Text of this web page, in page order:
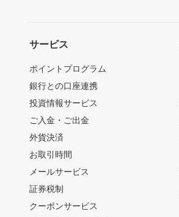
サービス
ポイントプログラム
銀行との口座連携
投資情報サービス
ご入金・ご出金
外貨決済
お取引時間
メールサービス
証券税制
クーポンサービス